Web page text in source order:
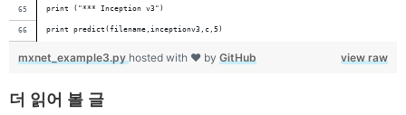
print ("*** Inception v3")
print predict(filename,inceptionv3,c,5)
view raw
mxnet_example3.pyhosted with ❤ by GitHub
더 읽어 볼 글